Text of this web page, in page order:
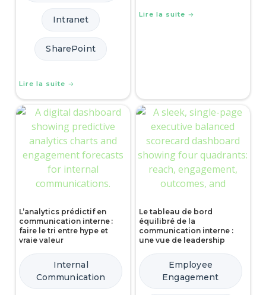
Intranet
SharePoint
Lire la suite
Lire la suite
L’analytics prédictif en
communication interne :
faire le tri entre hype et
vraie valeur
Internal
Communication
Le tableau de bord
équilibré de la
communication interne :
une vue de leadership
Employee
Engagement